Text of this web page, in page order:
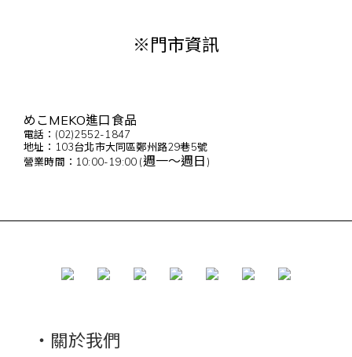
※門市資訊
めこMEKO進口食品
電話：(02)2552-1847
地址：103台北市大同區鄭州路29巷5號
營業時間：10:00-19:00 (週一～週日 )
・關於我們